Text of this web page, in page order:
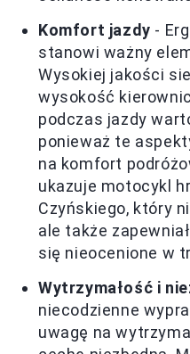
Komfort jazdy -
stanowi ważny
Wysokiej jakości
wysokość
podczas jazdy
ponieważ te
na komfort
ukazuje motocykl
Czyńskiego, który
ale także
się nieocenione w
Wytrzymałość i
niecodzienne
uwagę na